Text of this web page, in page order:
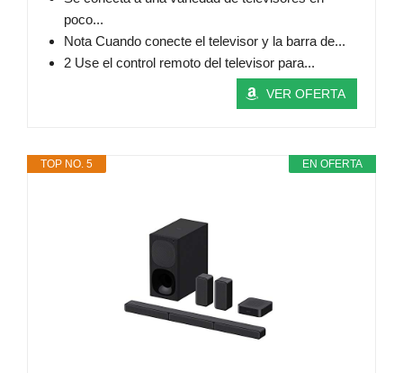
poco...
Nota Cuando conecte el televisor y la barra de...
2 Use el control remoto del televisor para...
VER OFERTA
EN OFERTA
TOP NO. 5